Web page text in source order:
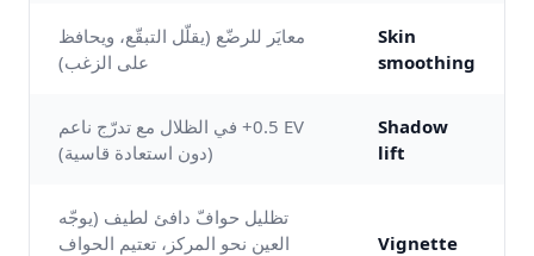
Skin
smoothing
معايَر للرضّع (يقلّل التبقّع، ويحافظ
على الزغب)
Shadow
lift
‎+0.5 EV في الظلال مع تدرّج ناعم
(دون استعادة قاسية)
Vignette
تظليل حوافّ دافئ لطيف (يوجّه
العين نحو المركز، تعتيم الحواف